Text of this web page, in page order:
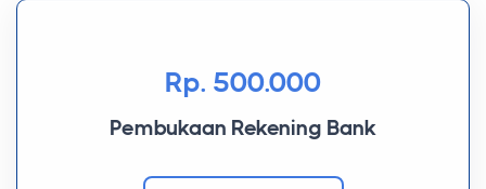
Rp. 500.000
Pembukaan Rekening Bank